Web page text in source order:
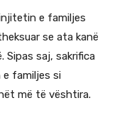
e familjes
se ata kanë
Sipas saj, sakrifica
familjes si
më të vështira.